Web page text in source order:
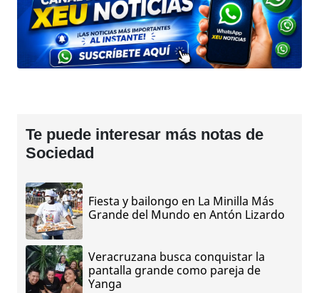
Te puede interesar más notas de
Sociedad
Fiesta y bailongo en La Minilla Más
Grande del Mundo en Antón Lizardo
Veracruzana busca conquistar la
pantalla grande como pareja de
Yanga